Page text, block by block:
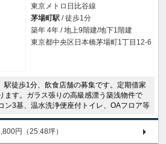
東京メトロ日比谷線
茅場町駅 / 徒歩1分
築年 4年 / 地上9階建/地下1階建
東京都中央区日本橋茅場町1丁目12-6
駅徒歩1分、飲食店舗の募集です。定期借家
ます。ガラス張りの高級感漂う築浅物件で
ン3基、温水洗浄便座付トイレ、OAフロア等
円（25.48坪）